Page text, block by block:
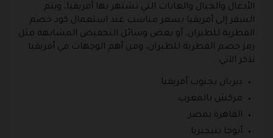
الأدغال والجبال والغابات التي تشتهر بها أفريقيا، ويتم
السفر إلى أفريقيا بسعر مناسب عند استعمال كود خصم
القطرية للطيران، أو بعض وسائل التخفيض المشابهة مثل
رمز خصم القطرية للطيران، ومن أهم الوجهات في أفريقيا
نذكر الآتي:
ديربان بجنوب أفريقيا.
مركش بالمغرب.
القاهرة بمصر.
أبوجا بنيجيريا.